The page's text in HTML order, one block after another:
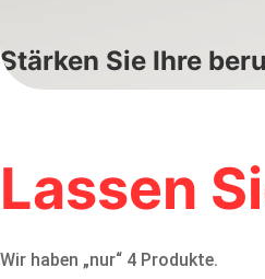
Stärken Sie Ihre
Lassen
Wir haben „nur“ 4 Produkte.